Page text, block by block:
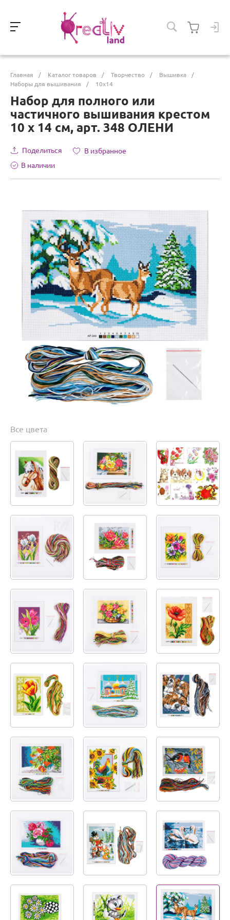
Главная / Каталог товаров / Творчество / Вышивка
/
Наборы для вышивания
/ 10х14
Набор для полного или
частичного вышивания крестом
10 х 14 см, арт. 348 ОЛЕНИ
Поделиться
В избранное
В наличии
Все цвета